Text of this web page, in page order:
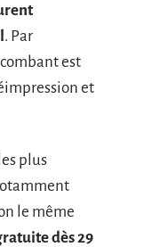
. Par
est
et
plus
le même
dès 29